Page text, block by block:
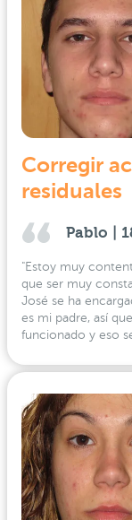
Corregir
residuales
Pablo |
"Estoy muy
que ser muy
José se ha
es mi padre, así
funcionado y eso